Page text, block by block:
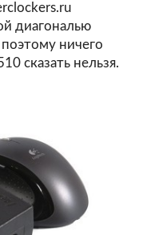
диагональю
ничего
сказать нельзя.